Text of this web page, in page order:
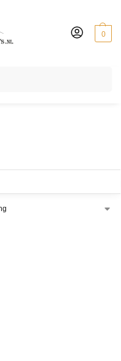
0